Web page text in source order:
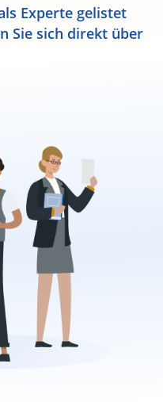
Experte gelistet
Sie sich direkt über